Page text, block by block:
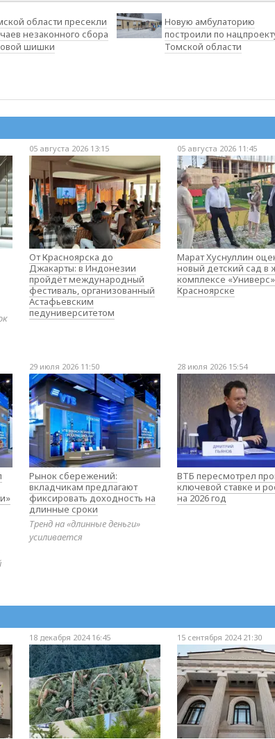
области пресекли
незаконного сбора
шишки
Новую амбулаторию
построили по
Томской области
05 августа 2026 13:15
От Красноярска до
Джакарты: в Индонезии
пройдёт международный
фестиваль, организованный
Астафьевским
педуниверситетом
05 августа 2026 11:45
Марат Хуснуллин
новый детский сад в
комплексе
Красноярске
29 июля 2026 11:50
Рынок сбережений:
вкладчикам предлагают
фиксировать доходность на
длинные сроки
Тренд на «длинные деньги»
усиливается
28 июля 2026 15:54
ВТБ пересмотрел
ключевой ставке и
на 2026 год
18 декабря 2024 16:45 15 сентября 2024 21:30